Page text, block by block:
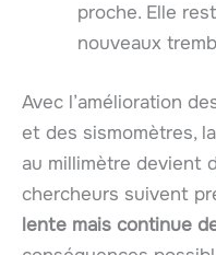
proche. Elle
nouveaux
Avec l’amélioration
et des sismomètres,
au millimètre devient
chercheurs suivent
lente mais continue